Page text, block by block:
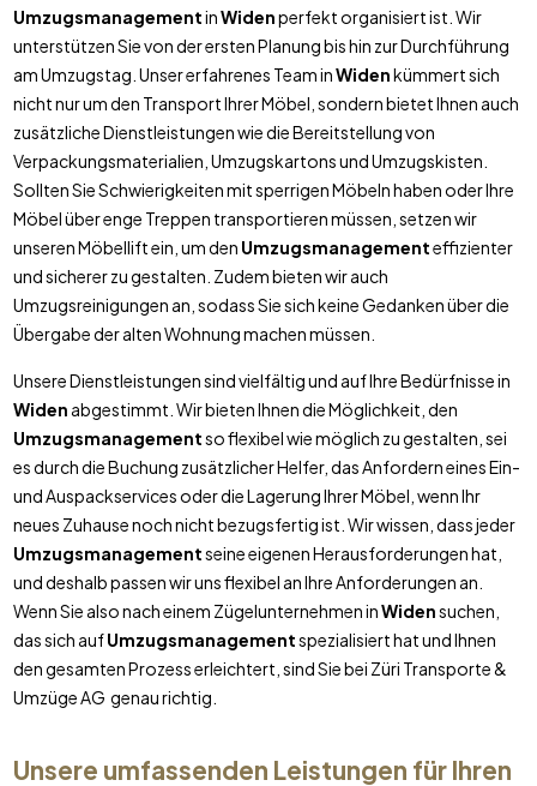
UmzugsmanagementinWidenperfekt organisiert ist. Wir
unterstützen Sie von der ersten Planung bis hin zur Durchführung
am Umzugstag. Unser erfahrenes Team inWidenkümmert sich
nicht nur um den Transport Ihrer Möbel, sondern bietet Ihnen auch
zusätzliche Dienstleistungen wie die Bereitstellung von
Verpackungsmaterialien, Umzugskartons und Umzugskisten.
Sollten Sie Schwierigkeiten mit sperrigen Möbeln haben oder Ihre
Möbel über enge Treppen transportieren müssen, setzen wir
unseren Möbellift ein, um den Umzugsmanagementeffizienter
und sicherer zu gestalten. Zudem bieten wir auch
Umzugsreinigungen an, sodass Sie sich keine Gedanken über die
Übergabe der alten Wohnung machen müssen.
Unsere Dienstleistungen sind vielfältig und auf Ihre Bedürfnisse in
Widen abgestimmt. Wir bieten Ihnen die Möglichkeit, den
Umzugsmanagementso flexibel wie möglich zu gestalten, sei
es durch die Buchung zusätzlicher Helfer, das Anfordern eines Ein-
und Auspackservices oder die Lagerung Ihrer Möbel, wenn Ihr
neues Zuhause noch nicht bezugsfertig ist. Wir wissen, dass jeder
Umzugsmanagementseine eigenen Herausforderungen hat,
und deshalb passen wir uns flexibel an Ihre Anforderungen an.
Wenn Sie also nach einem Zügelunternehmen inWidensuchen,
das sich aufUmzugsmanagementspezialisiert hat und Ihnen
den gesamten Prozess erleichtert, sind Sie bei Züri Transporte &
Umzüge AG genau richtig.
Unsere umfassenden Leistungen für Ihren